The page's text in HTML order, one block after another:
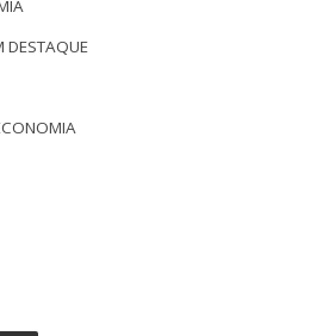
DESTAQUE